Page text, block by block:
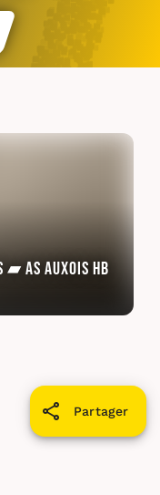
AS Auxois HB
Partager